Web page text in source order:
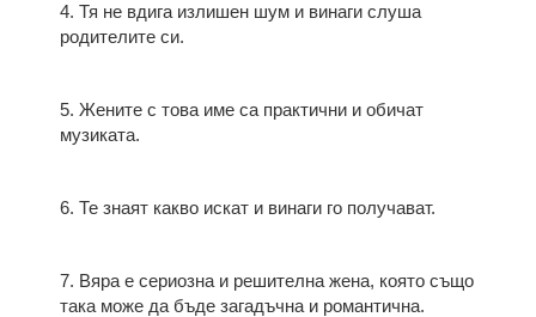
4. Тя не вдига излишен шум и винаги слуша
родителите си.
5. Жените с това име са практични и обичат
музиката.
6. Те знаят какво искат и винаги го получават.
7. Вяра е сериозна и решителна жена, която също
така може да бъде загадъчна и романтична.